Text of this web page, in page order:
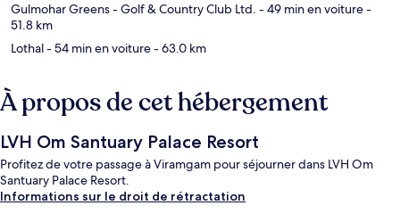
Gulmohar Greens - Golf & Country Club Ltd. - 49 min en voiture-
51.8 km
Lothal- 54 min en voiture- 63.0 km
À propos de cet hébergement
LVH Om Santuary Palace Resort
Profitez de votre passage à Viramgam pour séjourner dans LVH Om
Santuary Palace Resort.
Informations sur le droit de rétractation